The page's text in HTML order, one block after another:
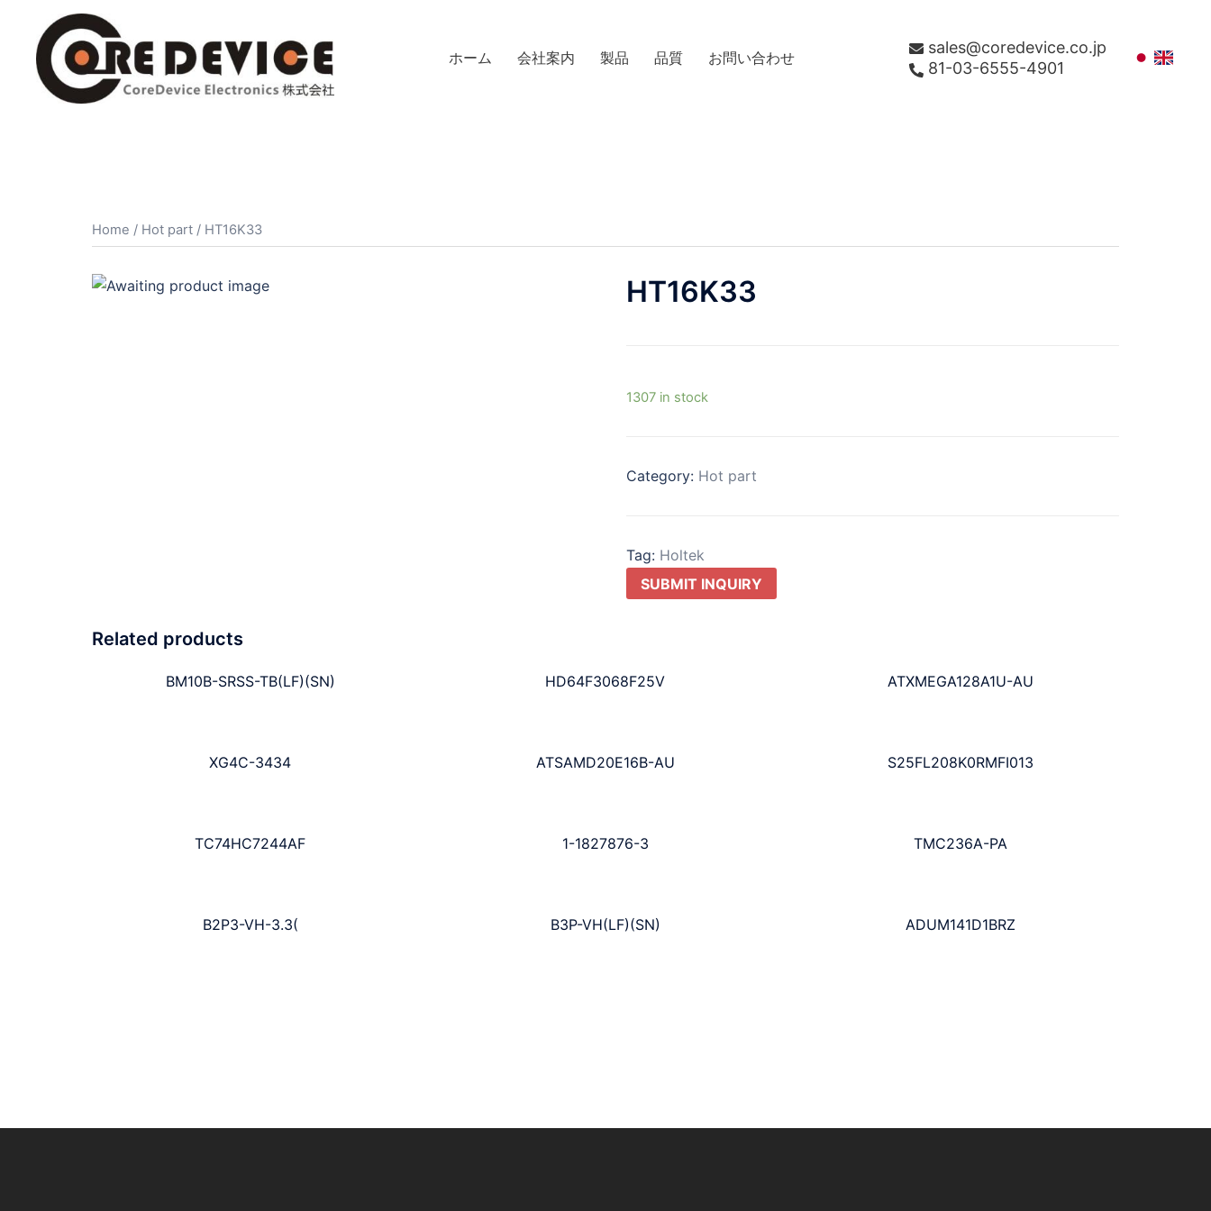
ホーム 会社案内 製品 品質 お問い合わせ
sales@coredevice.co.jp
81-03-6555-4901
Home / Hot part / HT16K33
HT16K33
1307 in stock
Category: Hot part
Tag: Holtek
SUBMIT INQUIRY
Related products
BM10B-SRSS-TB(LF)(SN) HD64F3068F25V ATXMEGA128A1U-AU
XG4C-3434 ATSAMD20E16B-AU S25FL208K0RMFI013
TC74HC7244AF 1-1827876-3 TMC236A-PA
B2P3-VH-3.3( B3P-VH(LF)(SN) ADUM141D1BRZ